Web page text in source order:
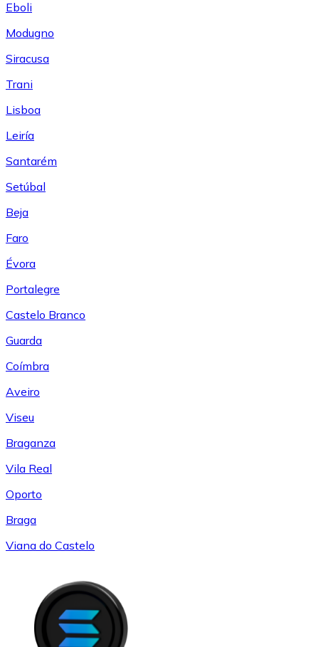
Eboli
Modugno
Siracusa
Trani
Lisboa
Leiría
Santarém
Setúbal
Beja
Faro
Évora
Portalegre
Castelo Branco
Guarda
Coímbra
Aveiro
Viseu
Braganza
Vila Real
Oporto
Braga
Viana do Castelo